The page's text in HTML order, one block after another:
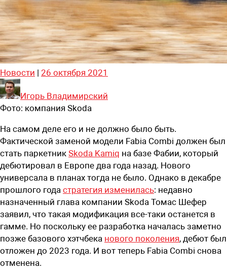
Новости | 26 октября 2021
Игорь Владимирский
Фото: компания Skoda
На самом деле его и не должно было быть.
Фактической заменой модели Fabia Combi должен был
стать паркетник Skoda Kamiq на базе Фабии, который
дебютировал в Европе два года назад. Нового
универсала в планах тогда не было. Однако в декабре
прошлого года стратегия изменилась: недавно
назначенный глава компании Skoda Томас Шефер
заявил, что такая модификация все-таки останется в
гамме. Но поскольку ее разработка началась заметно
позже базового хэтчбека нового поколения, дебют был
отложен до 2023 года. И вот теперь Fabia Combi снова
отменена.